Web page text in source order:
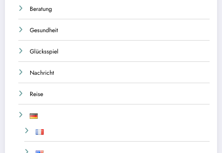
Beratung
Gesundheit
Glücksspiel
Nachricht
Reise